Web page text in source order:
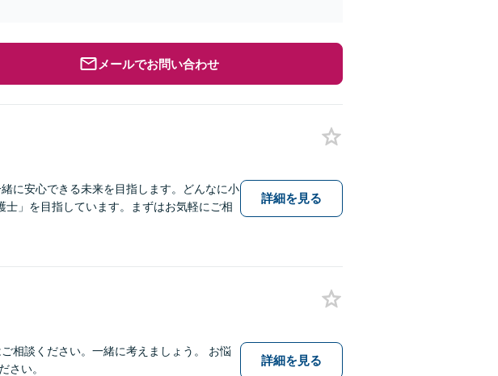
メールでお問い合わせ
に安心できる未来を目指します。どんなに小
」を目指しています。まずはお気軽にご相
詳細を見る
相談ください。一緒に考えましょう。 お悩
さい。
詳細を見る